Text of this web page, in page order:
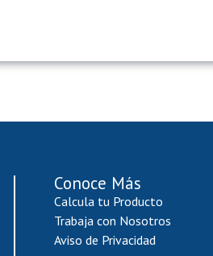
Conoce Más
Calcula tu Producto
Trabaja con Nosotros
Aviso de Privacidad